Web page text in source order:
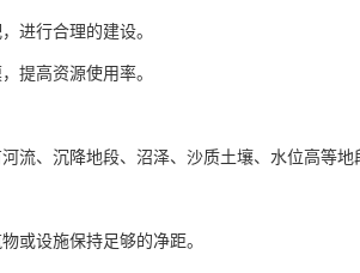
进行合理的建设。
提高资源使用率。
流、沉降地段、沼泽、沙质土壤、水位高等地
或设施保持足够的净距。